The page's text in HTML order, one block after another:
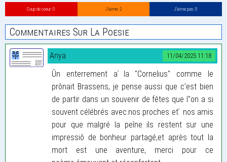
Coup de coeur: 0 J’aime: 2 J’aime pas: 0
Commentaires Sur La Poesie
11/04/2025 11:18
Anya
Ûn enterrement a ́la "Cornelius" comme le
prônait Brassens, je pense aussi que c’est bien
de partir dans un souvenir de fêtes que l"on a si
souvent célébrés avec.nos proches et ́ nos amis
pour que malgré la peîne ils restent sur une
impressiô de bonheur partagé,et après tout la
mort est une aventure, merci pour ce